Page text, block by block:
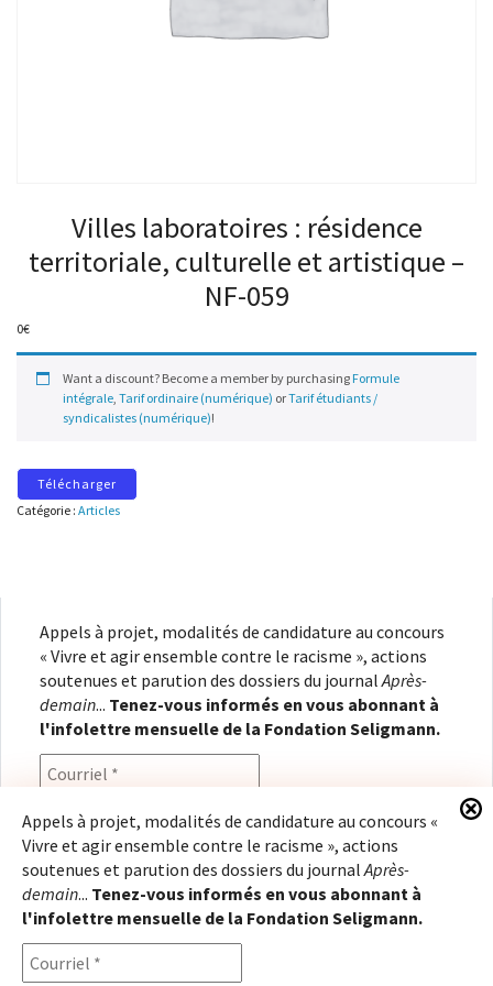
Villes laboratoires : résidence
territoriale, culturelle et artistique –
NF-059
0€
Want a discount? Become a member by purchasing Formule
intégrale, Tarif ordinaire (numérique) orTarif étudiants /
syndicalistes (numérique)!
Télécharger
Catégorie : Articles
Appels à projet, modalités de candidature au concours
« Vivre et agir ensemble contre le racisme », actions
soutenues et parution des dossiers du journal Après-
demain... Tenez-vous informés en vous abonnant à
l'infolettre mensuelle de la Fondation Seligmann.
En renseignant votre adresse électronique, vous
consentez à recevoir l'infolettre de la Fondation
Seligmann, conformément à notrepolitique de
confidentialité. Il vous sera possible de vous
désabonner à tout moment.
Appels à projet, modalités de candidature au concours «
Vivre et agir ensemble contre le racisme », actions
soutenues et parution des dossiers du journalAprès-
demain... Tenez-vous informés en vous abonnant à
l'infolettre mensuelle de la Fondation Seligmann.